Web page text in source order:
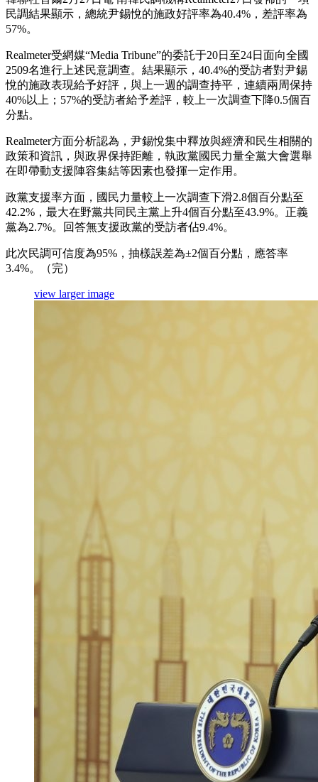
民調結果顯示，總統尹錫悅的施政好評率為40.4%，差評率為
57%。
Realmeter受網媒“Media Tribune”的委託于20日至24日面向全國
2509名進行上述民意調查。結果顯示，40.4%的受訪者對尹錫
悅的施政表現給予好評，與上一週的調查持平，連續兩周保持
40%以上；57%的受訪者給予差評，較上一次調查下降0.5個百
分點。
Realmeter方面分析認為，尹錫悅集中釋放與經濟和民生相關的
政策和資訊，與政界保持距離，執政黨國民力量全黨大會選舉
在即帶動支援陣容集結等因素也發揮一定作用。
政黨支援率方面，國民力量較上一次調查下滑2.8個百分點至
42.2%，最大在野黨共同民主黨上升4個百分點至43.9%。正義
黨為2.7%。回答無支援政黨的受訪者佔9.4%。
此次民調可信度為95%，抽樣誤差為±2個百分點，應答率
3.4%。（完）
view larger image